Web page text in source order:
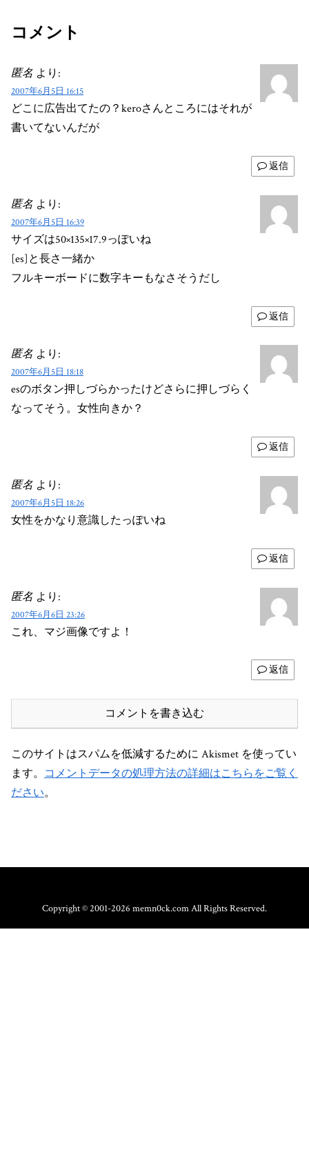
コメント
匿名 より:
2007年6月5日 16:15
どこに広告出てたの？keroさんところにはそれが
書いてないんだが
返信
匿名 より:
2007年6月5日 16:39
サイズは50×135×17.9っぽいね
[es]と長さ一緒か
フルキーボードに数字キーもなさそうだし
返信
匿名 より:
2007年6月5日 18:18
esのボタン押しづらかったけどさらに押しづらく
なってそう。女性向きか？
返信
匿名 より:
2007年6月5日 18:26
女性をかなり意識したっぽいね
返信
匿名 より:
2007年6月6日 23:26
これ、マジ画像ですよ！
返信
コメントを書き込む
このサイトはスパムを低減するために Akismet を使ってい
ます。 コメントデータの処理方法の詳細はこちらをご覧く
ださい。
Copyright © 2001-2026 memn0ck.com All Rights Reserved.